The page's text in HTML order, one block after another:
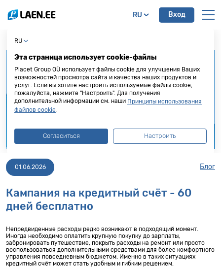
RU Вход
01.06.2026 Блог
Кампания на кредитный счёт - 60
дней бесплатно
Непредвиденные расходы редко возникают в подходящий момент.
Иногда необходимо оплатить крупную покупку до зарплаты,
забронировать путешествие, покрыть расходы на ремонт или просто
воспользоваться дополнительными средствами для более комфортного
управления повседневным бюджетом. Именно в таких ситуациях
кредитный счёт может стать удобным и гибким решением.
RU
Эта страница использует cookie-файлы
Placet Group OÜ использует файлы cookie для улучшения Ваших
возможностей просмотра сайта и качества наших продуктов и
услуг. Если вы хотите настроить используемые файлы cookie,
пожалуйста, нажмите "Настроить". Для получения
дополнительной информации см. наши Принципы использования
файлов cookie
Согласиться Настроить